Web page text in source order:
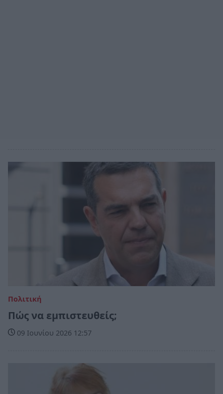
Πολιτική
Πώς να εμπιστευθείς;
09 Ιουνίου 2026 12:57